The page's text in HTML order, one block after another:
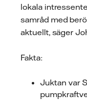
lokala
samråd med
aktuellt, säger
Fakta:
Juktan var